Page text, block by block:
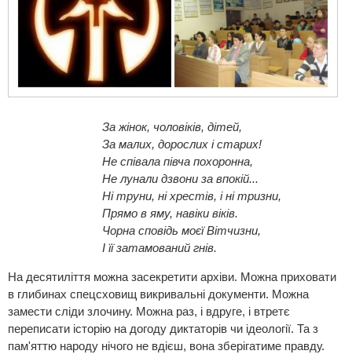
За жінок, чоловіків, дітей,
За малих, дорослих і старих!
Не співала півча похоронна,
Не лунали дзвони за впокій...
Ні труни, ні хрестів, і ні тризни,
Прямо в яму, навіки віків.
Чорна сповідь моєї Вітчизни,
І її затамований гнів.
На десятиліття можна засекретити архіви. Можна приховати
в глибинах спецсховищ викривальні документи. Можна
замести сліди злочину. Можна раз, і вдруге, і втретє
переписати історію на догоду диктаторів чи ідеології. Та з
пам'яттю народу нічого не вдієш, вона зберігатиме правду.